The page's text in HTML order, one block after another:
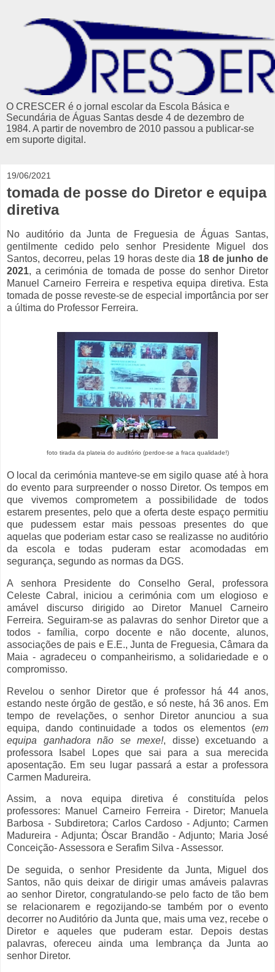
O CRESCER é o jornal escolar da Escola Básica e
Secundária de Águas Santas desde 4 de dezembro de
1984. A partir de novembro de 2010 passou a publicar-se
em suporte digital.
19/06/2021
tomada de posse do Diretor e equipa
diretiva
No auditório da Junta de Freguesia de Águas Santas,
gentilmente cedido pelo senhor Presidente Miguel dos
Santos, decorreu, pelas 19 horas deste dia 18 de junho de
2021, a cerimónia de tomada de posse do senhor Diretor
Manuel Carneiro Ferreira e respetiva equipa diretiva. Esta
tomada de posse reveste-se de especial importância por ser
a última do Professor Ferreira.
foto tirada da plateia do auditório (perdoe-se a fraca qualidade!)
O local da cerimónia manteve-se em sigilo quase até à hora
do evento para surpreender o nosso Diretor. Os tempos em
que vivemos comprometem a possibilidade de todos
estarem presentes, pelo que a oferta deste espaço permitiu
que pudessem estar mais pessoas presentes do que
aquelas que poderiam estar caso se realizasse no auditório
da escola e todas puderam estar acomodadas em
segurança, segundo as normas da DGS.
A senhora Presidente do Conselho Geral, professora
Celeste Cabral, iniciou a cerimónia com um elogioso e
amável discurso dirigido ao Diretor Manuel Carneiro
Ferreira. Seguiram-se as palavras do senhor Diretor que a
todos - família, corpo docente e não docente, alunos,
associações de pais e E.E., Junta de Freguesia, Câmara da
Maia - agradeceu o companheirismo, a solidariedade e o
compromisso.
Revelou o senhor Diretor que é professor há 44 anos,
estando neste órgão de gestão, e só neste, há 36 anos. Em
tempo de revelações, o senhor Diretor anunciou a sua
equipa, dando continuidade a todos os elementos (em
equipa ganhadora não se mexe!, disse) excetuando a
professora Isabel Lopes que sai para a sua merecida
aposentação. Em seu lugar passará a estar a professora
Carmen Madureira.
Assim, a nova equipa diretiva é constituída pelos
professores: Manuel Carneiro Ferreira - Diretor; Manuela
Barbosa - Subdiretora; Carlos Cardoso - Adjunto; Carmen
Madureira - Adjunta; Óscar Brandão - Adjunto; Maria José
Conceição- Assessora e Serafim Silva - Assessor.
De seguida, o senhor Presidente da Junta, Miguel dos
Santos, não quis deixar de dirigir umas amáveis palavras
ao senhor Diretor, congratulando-se pelo facto de tão bem
se relacionarem e regozijando-se também por o evento
decorrer no Auditório da Junta que, mais uma vez, recebe o
Diretor e aqueles que puderam estar. Depois destas
palavras, ofereceu ainda uma lembrança da Junta ao
senhor Diretor.